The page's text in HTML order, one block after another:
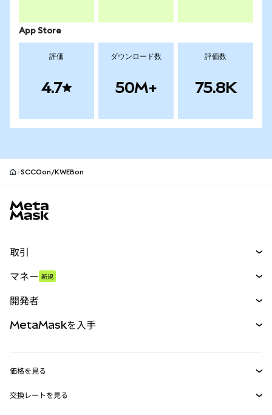
App Store
評価
4.7
ダウンロード数
50M+
評価数
75.8K
SCCOon/KWEBon
取引
パーペチュアル
RWA
マネー 新規
開発者
MetaMask Connect
MetaMaskを入手
価格を見る
イーサリアムの価格
交換レートを見る